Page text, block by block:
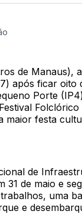
de Manaus),
após ficar oito
Porte
maior festa
de
31 de maio e
uma
e